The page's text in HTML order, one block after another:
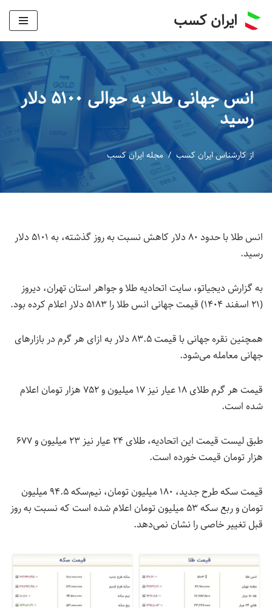
پرش
به
محتوا
ایران کسب
انس جهانی طلا به حوالی ۵۱۰۰ دلار
رسید
ازکارشناس ایران کسب مجله ایران کسب
انس طلا با حدود ۸۰ دلار کاهش نسبت به روز گذشته، به ۵۱۰۱ دلار
رسید.
به گزارش دیجیاتو، سایت اتحادیه طلا و جواهر استان تهران، دیروز
(۲۱ اسفند ۱۴۰۴) قیمت جهانی انس طلا را ۵۱۸۳ دلار اعلام کرده بود.
همچنین نقره جهانی با قیمت ۸۳.۵ دلار به ازای هر گرم در بازارهای
جهانی معامله می‌شود.
قیمت هر گرم طلای ۱۸ عیار نیز ۱۷ میلیون و ۷۵۲ هزار تومان اعلام
شده است.
طبق لیست قیمت این اتحادیه، طلای ۲۴ عیار نیز ۲۳ میلیون و ۶۷۷
هزار تومان قیمت خورده است.
قیمت سکه طرح جدید، ۱۸۰ میلیون تومان، نیم‌سکه ۹۴.۵ میلیون
تومان و ربع سکه ۵۳ میلیون تومان اعلام شده‌ است که نسبت به روز
قبل تغییر خاصی را نشان نمی‌دهد.